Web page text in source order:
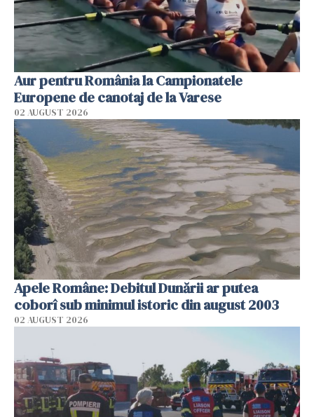
Aur pentru România la Campionatele
Europene de canotaj de la Varese
02 AUGUST 2026
Apele Române: Debitul Dunării ar putea
coborî sub minimul istoric din august 2003
02 AUGUST 2026